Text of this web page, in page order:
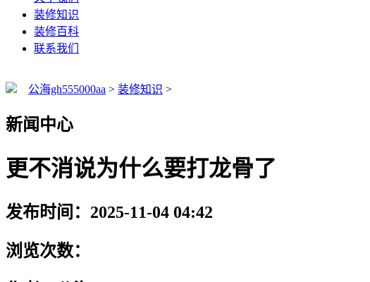
装修知识
装修百科
联系我们
公海gh555000aa > 装修知识 >
新闻中心
更不消说为什么要打龙骨了
发布时间：2025-11-04 04:42
浏览次数：